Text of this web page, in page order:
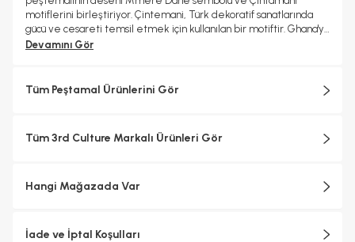
motiflerini birleştiriyor. Çintemani, Türk dekoratif sanatlarında
gücü ve cesareti temsil etmek için kullanılan bir motiftir. Ghana'ya
özgü bir Adinkra sembolü olan Mmere Dane ise hayatın dinamik
Devamını Gör
Tüm Peştamal Ürünlerini Gör
Tüm 3rd Culture Markalı Ürünleri Gör
Hangi Mağazada Var
İade ve İptal Koşulları